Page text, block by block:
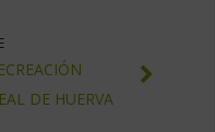
DE HUERVA